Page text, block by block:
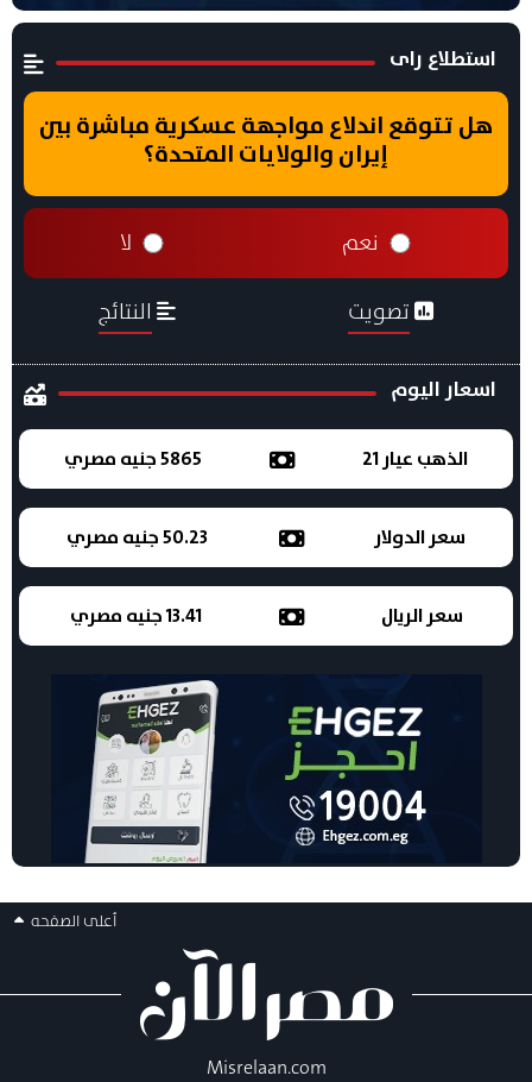
استطلاع راى
هل تتوقع اندلاع مواجهة عسكرية مباشرة بين
إيران والولايات المتحدة؟
نعم لا
تصويت النتائج
اسعار اليوم
الذهب عيار 21 5865 جنيه مصري
سعر الدولار 50.23 جنيه مصري
سعر الريال 13.41 جنيه مصري
أعلى الصفحه
Misrelaan.com